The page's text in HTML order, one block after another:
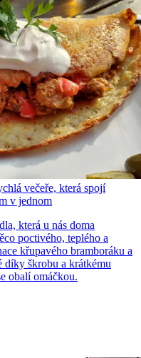
večeře, která spojí
v jednom
která u nás doma
poctivého, teplého a
křupavého bramboráku a
díky škrobu a krátkému
obalí omáčkou.